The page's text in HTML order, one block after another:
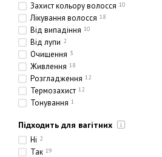
Захист кольору волосся 10
Лікування волосся 18
Від випадіння 10
Від лупи 2
Очищення 3
Живлення 18
Розгладження 12
Термозахист 12
Тонування 1
Зміцнення 20
Ущільнення
Підходить для вагітних
Ні 2
Так 19